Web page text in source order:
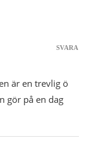
är en trevlig ö
gör på en dag
SVARA